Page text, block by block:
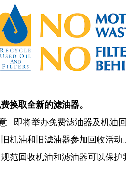
换取全新的滤油器。
– 即将举办免费滤油器及机油
机油和旧滤油器参加回收活
范回收机油和滤油器可以保护